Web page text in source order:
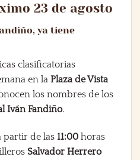
23 de agosto
ya tiene
clasificatorias
en la Plaza de Vista
los nombres de los
Iván Fandiño.
partir de las 11:00 horas
Salvador Herrero